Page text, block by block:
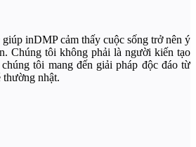
inDMP cảm thấy cuộc sống trở nên ý
Chúng tôi không phải là người kiến tạo
tôi mang đến giải pháp độc đáo từ
nhật.